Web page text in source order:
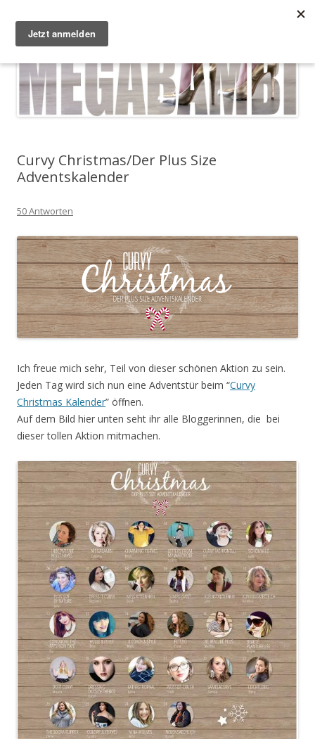
Megabambi
Curvy Christmas/Der Plus Size
Adventskalender
50 Antworten
Ich freue mich sehr, Teil von dieser schönen Aktion zu sein.
Jeden Tag wird sich nun eine Adventstür beim “Curvy
Christmas Kalender” öffnen.
Auf dem Bild hier unten seht ihr alle Bloggerinnen, die bei
dieser tollen Aktion mitmachen.